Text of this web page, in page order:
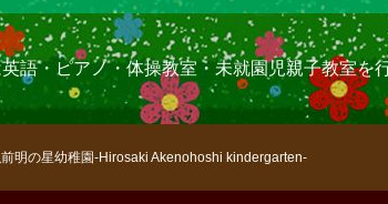
語・ピアノ・体操教室・未就園児親子教室を
明の星幼稚園-Hirosaki Akenohoshi kindergarten-